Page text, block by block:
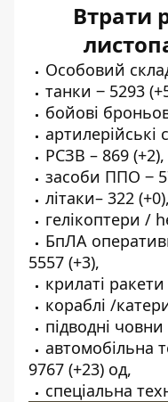
Втрати
Особовий
танки ‒ 5293
бойові
артилерійські
РСЗВ – 869 (+2),
засоби ППО ‒
літаки– 322 (+0),
гелікоптери /
БпЛА
5557 (+3),
крилаті
кораблі /
підводні човни
автомобільна
9767 (+23) од,
спеціальна